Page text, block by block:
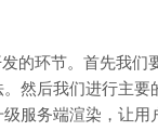
的环节。首先我
然后我们进行主
服务端渲染，让